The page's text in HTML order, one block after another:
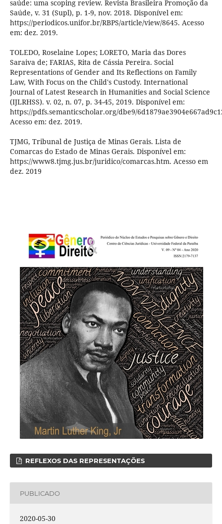
saúde: uma scoping review. Revista Brasileira Promoção da
Saúde, v. 31 (Supl), p. 1-9, nov. 2018. Disponível em:
https://periodicos.unifor.br/RBPS/article/view/8645. Acesso
em: dez. 2019.
TOLEDO, Roselaine Lopes; LORETO, Maria das Dores
Saraiva de; FARIAS, Rita de Cássia Pereira. Social
Representations of Gender and Its Reflections on Family
Law, With Focus on the Child's Custody. International
Journal of Latest Research in Humanities and Social Science
(IJLRHSS). v. 02, n. 07, p. 34-45, 2019. Disponível em:
https://pdfs.semanticscholar.org/dbe9/
Acesso em: dez. 2019.
TJMG, Tribunal de Justiça de Minas Gerais. Lista de
Comarcas do Estado de Minas Gerais. Disponível em:
https://www8.tjmg.jus.br/juridico/comarcas.htm. Acesso em
dez. 2019
REFLEXOS DAS REPRESENTAÇÕES
PUBLICADO
2020-05-30